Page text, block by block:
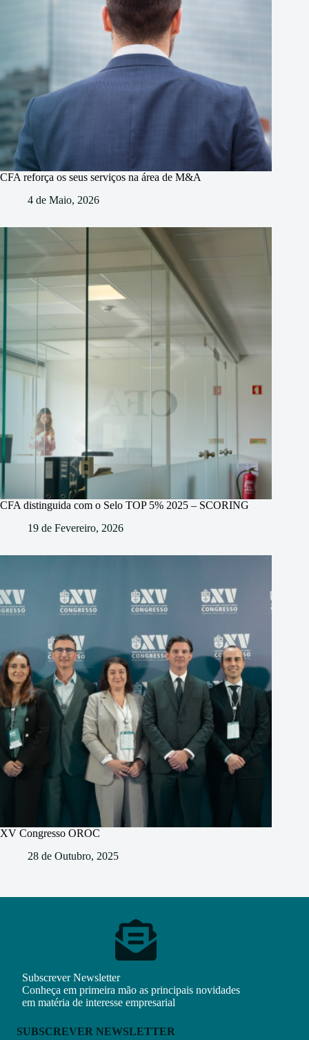
CFA reforça os seus serviços na área de M&A
4 de Maio, 2026
CFA distinguida com o Selo TOP 5% 2025 – SCORING
19 de Fevereiro, 2026
XV Congresso OROC
28 de Outubro, 2025
Subscrever Newsletter
Conheça em primeira mão as principais novidades
em matéria de interesse empresarial
SUBSCREVER NEWSLETTER